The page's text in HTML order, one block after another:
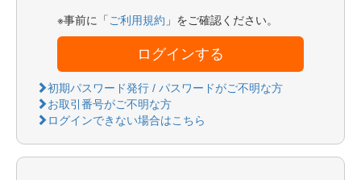
※事前に「 ご利用規約 」をご確認ください。
ログインする
初期パスワード発行 / パスワードがご不明な方
お取引番号がご不明な方
ログインできない場合はこちら